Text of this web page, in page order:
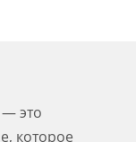
это
которое